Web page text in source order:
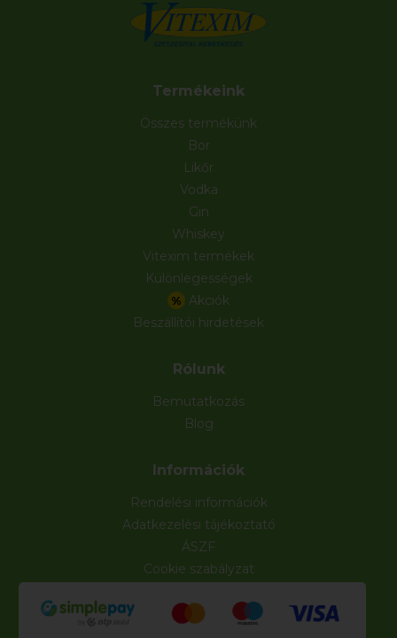
Termékeink
Összes termékünk
Bor
Likőr
Vodka
Gin
Whiskey
Vitexim termékek
Különlegességek
%
Akciók
Beszállítói hirdetések
Rólunk
Bemutatkozás
Blog
Információk
Rendelési információk
Adatkezelési tájékoztató
ÁSZF
Cookie szabályzat